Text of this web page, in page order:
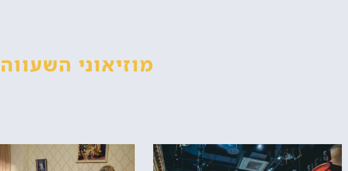
מוזיאוני השעווה